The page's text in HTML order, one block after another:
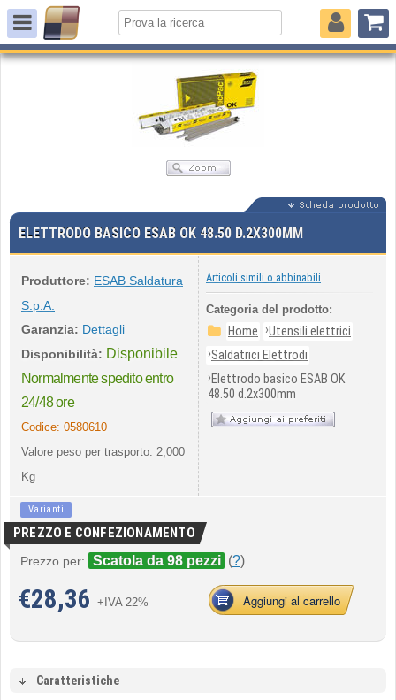
ELETTRODO BASICO ESAB OK 48.50 D.2X300MM
Produttore: ESAB Saldatura
S.p.A.
Garanzia: Dettagli
Disponibilità: Disponibile
Normalmente spedito entro
24/48 ore
Codice: 0580610
Valore peso per trasporto: 2,000
Kg
Articoli simili o abbinabili
Categoria del prodotto:
Home ›Utensili elettrici
›Saldatrici Elettrodi
›Elettrodo basico ESAB OK
48.50 d.2x300mm
Varianti
PREZZO E CONFEZIONAMENTO
Prezzo per: Scatola da 98 pezzi (?)
€28,36 +IVA 22% Aggiungi al carrello
Caratteristiche